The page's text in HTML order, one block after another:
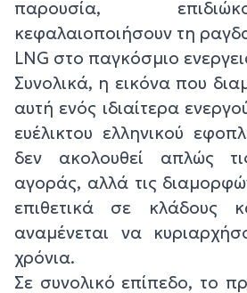
παρουσία,
κεφαλαιοποιήσουν τη
LNG στο παγκόσμιο
Συνολικά, η εικόνα που
αυτή ενός ιδιαίτερα
ευέλικτου ελληνικού
δεν ακολουθεί απλώς
αγοράς, αλλά τις
επιθετικά σε κλάδους
αναμένεται να
χρόνια.
Σε συνολικό επίπεδο, το